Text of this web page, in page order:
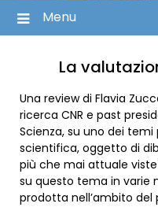
Menu
La
Una review di Flavia
ricerca CNR e past
Scienza, su uno dei
scientifica, oggetto di
più che mai attuale
su questo tema in varie
prodotta nell’ambito del